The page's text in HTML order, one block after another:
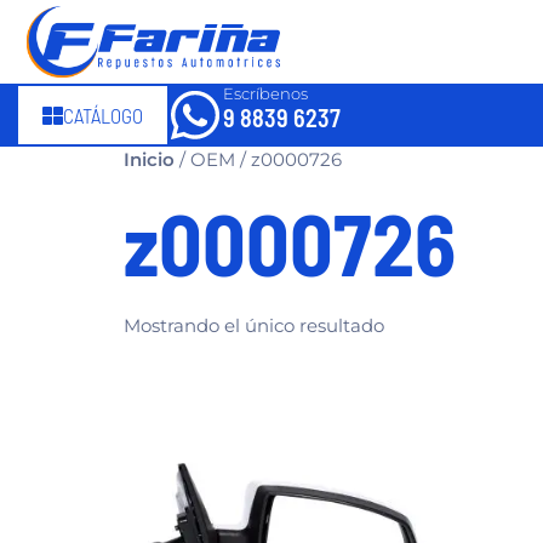
CATÁLOGO
Escríbenos
9 8839 6237
Inicio / OEM / z0000726
z0000726
Mostrando el único resultado